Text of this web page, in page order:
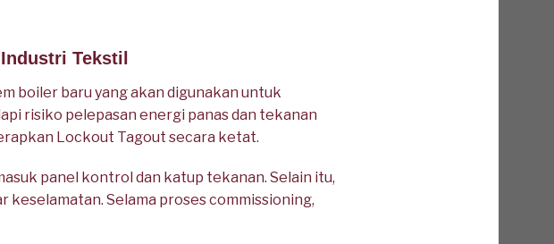
Tekstil
boiler baru yang akan digunakan untuk
risiko pelepasan energi panas dan tekanan
Lockout Tagout secara ketat.
panel kontrol dan katup tekanan. Selain itu,
keselamatan. Selama proses commissioning,